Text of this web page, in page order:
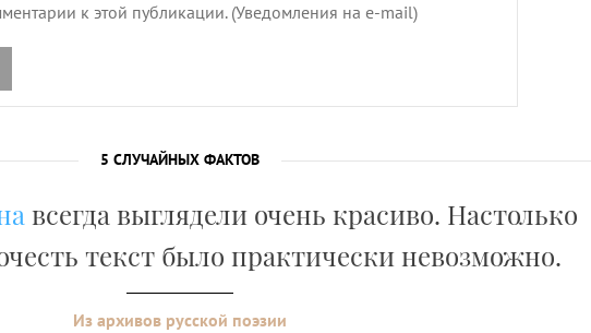
к этой публикации. (Уведомления на e-mail)
5 СЛУЧАЙНЫХ ФАКТОВ
всегда выглядели очень красиво. Настолько
текст было практически невозможно.
Из архивов русской поэзии